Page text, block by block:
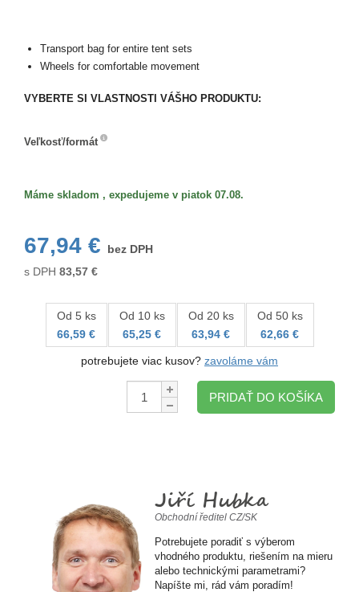
Transport bag for entire tent sets
Wheels for comfortable movement
VYBERTE SI VLASTNOSTI VÁŠHO PRODUKTU:
Veľkosť/formát
Máme skladom , expedujeme v piatok 07.08.
67,94 €
bez DPH
s DPH 83,57 €
Od 5 ks
66,59 €
Od 10 ks
65,25 €
Od 20 ks
63,94 €
Od 50 ks
62,66 €
potrebujete viac kusov? zavoláme vám
Množstvo:
PRIDAŤ DO KOŠÍKA
Jiří Hubka
Obchodní ředitel CZ/SK
Potrebujete poradiť s výberom
vhodného produktu, riešením na mieru
alebo technickými parametrami?
Napíšte mi, rád vám poradím!